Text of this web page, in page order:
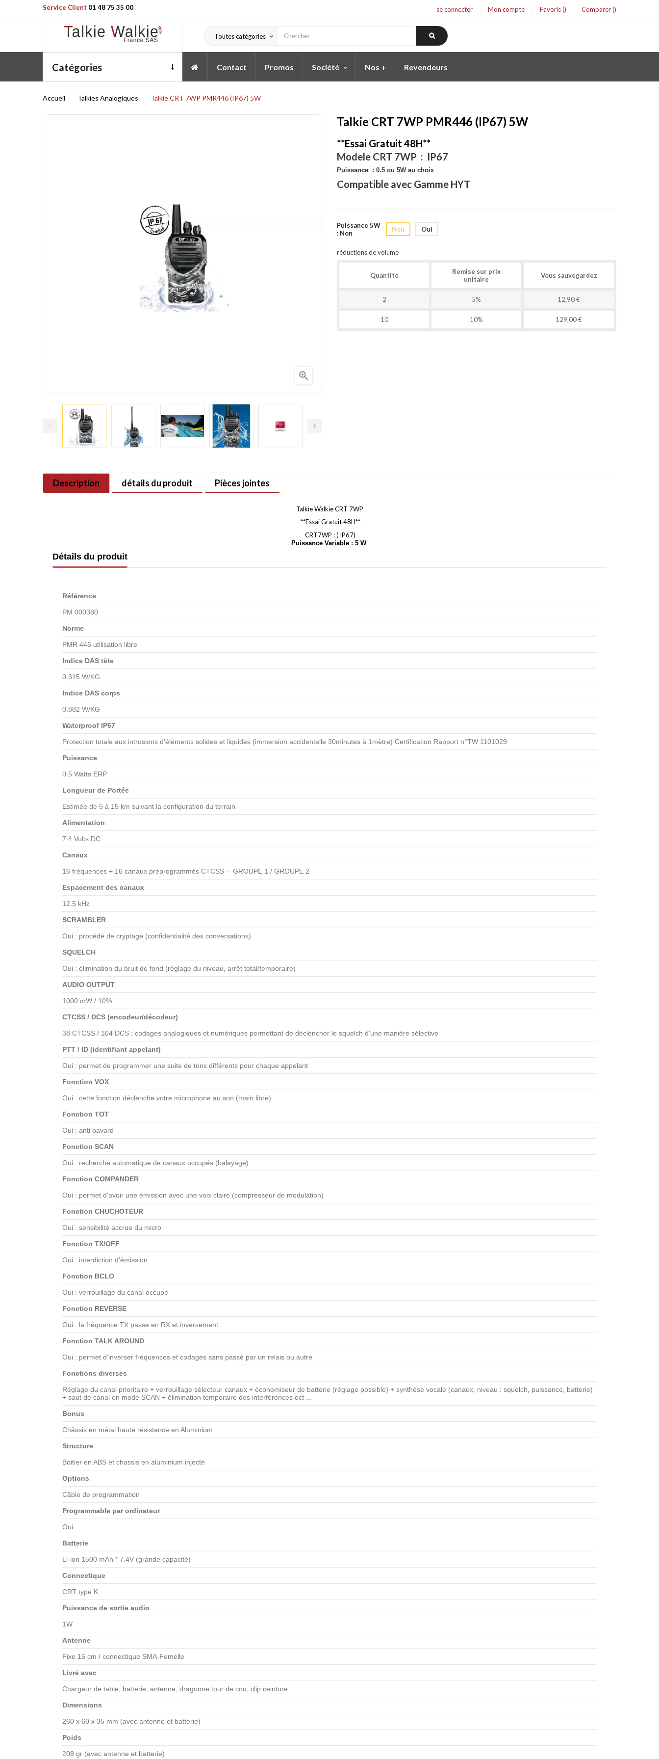
Service Client 01 48 75 35 00 se connecter Mon compte Favoris Comparer
Toutes catégories keyboard_arrow_down
Catégories Contact Promos Société Nos + Revendeurs
Accueil Talkies Analogiques Talkie CRT 7WP PMR446 (IP67) 5W

Talkie CRT 7WP PMR446 (IP67) 5W
**Essai Gratuit 48H**
Modele CRT 7WP : IP67
Puissance : 0.5 ou 5W au choix
Compatible avec Gamme HYT
Puissance 5W
: Non
Non Oui
réductions de volume
Quantité
Remise sur prix
unitaire
Vous sauvegardez
2 5% 12,90 €
10 10% 129,00 €
Description détails du produit Pièces jointes
Talkie Walkie CRT 7WP
**Essai Gratuit 48H**
CRT7WP : ( IP67)
Puissance Variable : 5 W
Détails du produit
Référence
PM 000380
Norme
PMR 446 utilisation libre
Indice DAS tête
0.315 W/KG
Indice DAS corps
0.882 W/KG
Waterproof IP67
Protection totale aux intrusions d'éléments solides et liquides (immersion accidentelle 30minutes à 1mètre) Certification Rapport n°TW 1101029
Puissance
0.5 Watts ERP
Longueur de Portée
Estimée de 5 à 15 km suivant la configuration du terrain
Alimentation
7.4 Volts DC
Canaux
16 fréquences + 16 canaux préprogrammés CTCSS -- GROUPE 1 / GROUPE 2
Espacement des canaux
12.5 kHz
SCRAMBLER
Oui : procédé de cryptage (confidentialité des conversations)
SQUELCH
Oui : élimination du bruit de fond (réglage du niveau, arrêt total/temporaire)
AUDIO OUTPUT
1000 mW / 10%
CTCSS / DCS (encodeur/décodeur)
38 CTCSS / 104 DCS : codages analogiques et numériques permettant de déclencher le squelch d'une manière sélective
PTT / ID (identifiant appelant)
Oui : permet de programmer une suite de tons différents pour chaque appelant
Fonction VOX
Oui : cette fonction déclenche votre microphone au son (main libre)
Fonction TOT
Oui : anti bavard
Fonction SCAN
Oui : recherche automatique de canaux occupés (balayage)
Fonction COMPANDER
Oui : permet d'avoir une émission avec une voix claire (compresseur de modulation)
Fonction CHUCHOTEUR
Oui : sensibilité accrue du micro
Fonction TX/OFF
Oui : interdiction d'émission
Fonction BCLO
Oui : verrouillage du canal occupé
Fonction REVERSE
Oui : la fréquence TX passe en RX et inversement
Fonction TALK AROUND
Oui : permet d'inverser fréquences et codages sans passé par un relais ou autre
Fonctions diverses
Réglage du canal prioritaire + verrouillage sélecteur canaux + économiseur de batterie (réglage possible) + synthèse vocale (canaux, niveau : squelch, puissance, batterie)
+ saut de canal en mode SCAN + élimination temporaire des interférences ect ...
Bonus
Châssis en métal haute résistance en Aluminium
Structure
Boitier en ABS et chassis en aluminium injecté
Options
Câble de programmation
Programmable par ordinateur
Oui
Batterie
Li-ion 1500 mAh * 7.4V (grande capacité)
Connectique
CRT type K
Puissance de sortie audio
1W
Antenne
Fixe 15 cm / connectique SMA-Femelle
Livré avec
Chargeur de table, batterie, antenne, dragonne tour de cou, clip ceinture
Dimensions
260 x 60 x 35 mm (avec antenne et batterie)
Poids
208 gr (avec antenne et batterie)